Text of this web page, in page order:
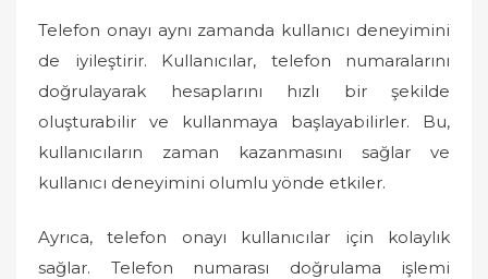
Telefon onayı aynı zamanda kullanıcı deneyimini
de iyileştirir. Kullanıcılar, telefon numaralarını
doğrulayarak hesaplarını hızlı bir şekilde
oluşturabilir ve kullanmaya başlayabilirler. Bu,
kullanıcıların zaman kazanmasını sağlar ve
kullanıcı deneyimini olumlu yönde etkiler.
Ayrıca, telefon onayı kullanıcılar için kolaylık
sağlar. Telefon numarası doğrulama işlemi